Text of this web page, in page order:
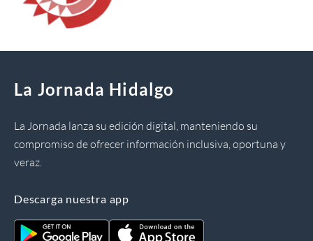
La Jornada Hidalgo
La Jornada lanza su edición digital, manteniendo su
compromiso de ofrecer información inclusiva, oportuna y
veraz.
Descarga nuestra app